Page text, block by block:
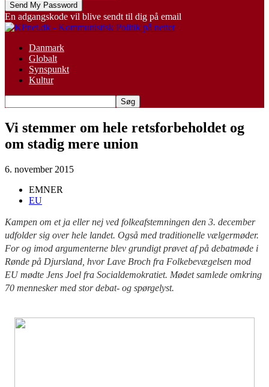
En adgangskode vil blive sendt til dig på email
Danmark
Globalt
Synspunkt
Kultur
Vi stemmer om hele retsforbeholdet og
om stadig mere union
6. november 2015
EMNER
EU
Kampen om et ja eller nej ved folkeafstemningen den 3. december
udfolder sig over hele landet. Også med traditionelle vælgermøder.
For og imod argumenterne blev grundigt prøvet af på debatmøde i
Rønde på Djursland, hvor Lave Broch fra Folkebevægelsen mod
EU mødte Jens Joel fra Socialdemokratiet. Mødet samlede omkring
70 mennesker med stor debat- og spørgelyst.